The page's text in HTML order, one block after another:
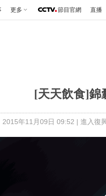
更多 節目官網 直播
[天天飲食]錦
2015年11月09日 09:52 | 進入復